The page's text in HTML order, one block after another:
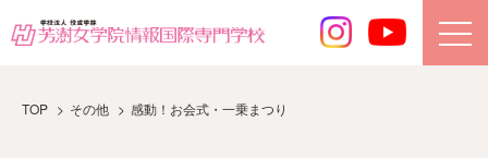
TOP その他 感動！お会式・一乗まつり